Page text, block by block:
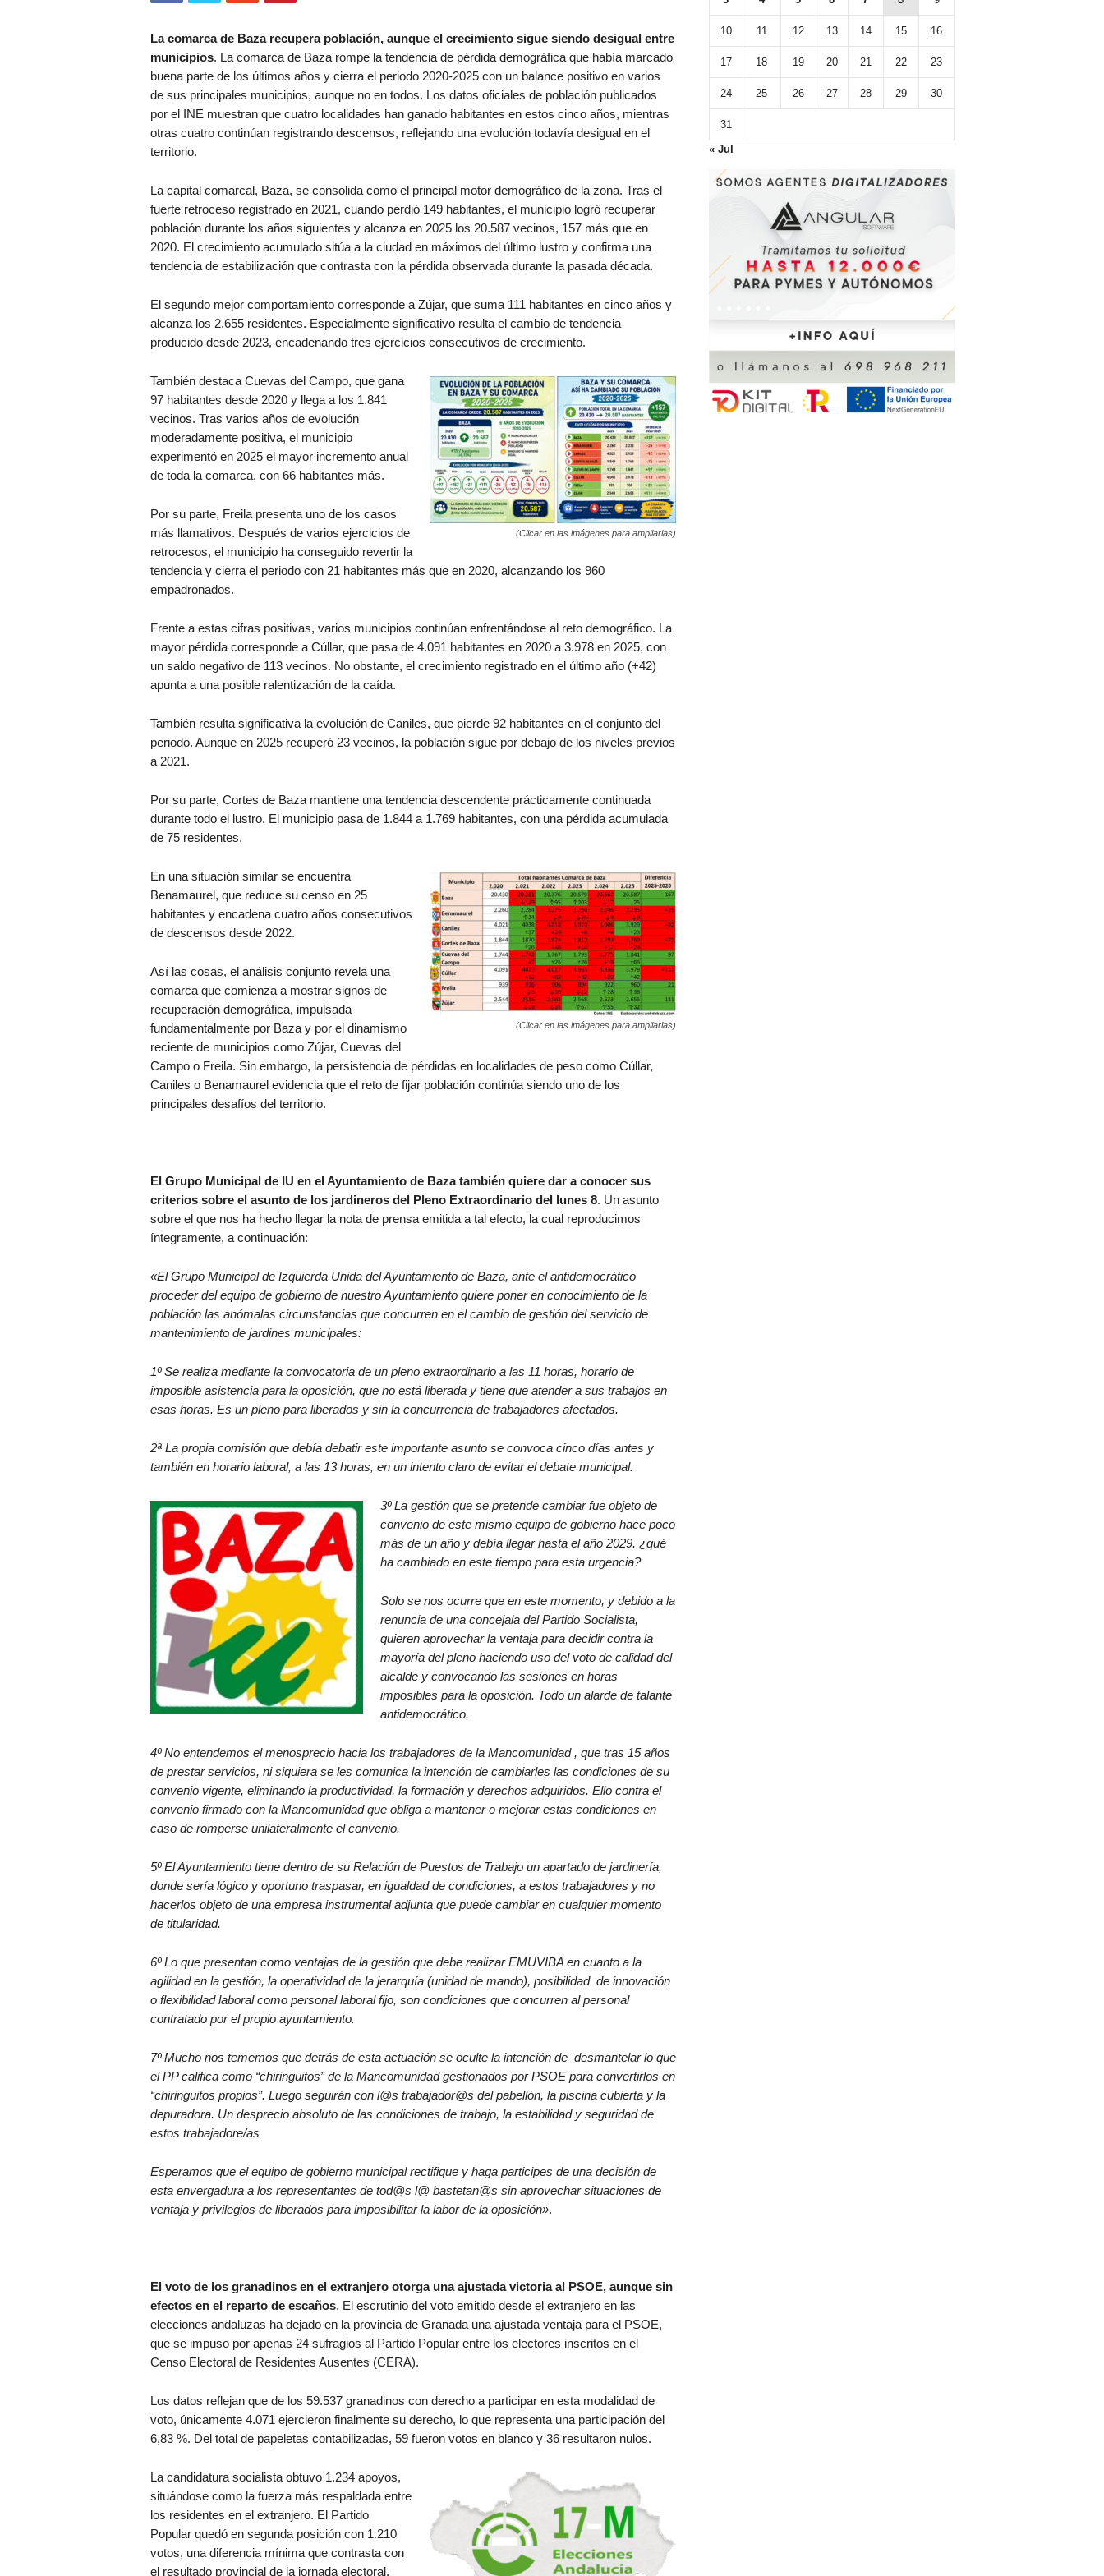
La comarca de Baza recupera población, aunque el crecimiento sigue siendo desigual entre
municipios. La comarca de Baza rompe la tendencia de pérdida demográfica que había marcado
buena parte de los últimos años y cierra el periodo 2020-2025 con un balance positivo en varios
de sus principales municipios, aunque no en todos. Los datos oficiales de población publicados
por el INE muestran que cuatro localidades han ganado habitantes en estos cinco años, mientras
otras cuatro continúan registrando descensos, reflejando una evolución todavía desigual en el
territorio.
La capital comarcal, Baza, se consolida como el principal motor demográfico de la zona. Tras el
fuerte retroceso registrado en 2021, cuando perdió 149 habitantes, el municipio logró recuperar
población durante los años siguientes y alcanza en 2025 los 20.587 vecinos, 157 más que en
2020. El crecimiento acumulado sitúa a la ciudad en máximos del último lustro y confirma una
tendencia de estabilización que contrasta con la pérdida observada durante la pasada década.
El segundo mejor comportamiento corresponde a Zújar, que suma 111 habitantes en cinco años y
alcanza los 2.655 residentes. Especialmente significativo resulta el cambio de tendencia
producido desde 2023, encadenando tres ejercicios consecutivos de crecimiento.
(Clicar en las imágenes para ampliarlas)
También destaca Cuevas del Campo, que gana
97 habitantes desde 2020 y llega a los 1.841
vecinos. Tras varios años de evolución
moderadamente positiva, el municipio
experimentó en 2025 el mayor incremento anual
de toda la comarca, con 66 habitantes más.
Por su parte, Freila presenta uno de los casos
más llamativos. Después de varios ejercicios de
retrocesos, el municipio ha conseguido revertir la
tendencia y cierra el periodo con 21 habitantes más que en 2020, alcanzando los 960
empadronados.
Frente a estas cifras positivas, varios municipios continúan enfrentándose al reto demográfico. La
mayor pérdida corresponde a Cúllar, que pasa de 4.091 habitantes en 2020 a 3.978 en 2025, con
un saldo negativo de 113 vecinos. No obstante, el crecimiento registrado en el último año (+42)
apunta a una posible ralentización de la caída.
También resulta significativa la evolución de Caniles, que pierde 92 habitantes en el conjunto del
periodo. Aunque en 2025 recuperó 23 vecinos, la población sigue por debajo de los niveles previos
a 2021.
Por su parte, Cortes de Baza mantiene una tendencia descendente prácticamente continuada
durante todo el lustro. El municipio pasa de 1.844 a 1.769 habitantes, con una pérdida acumulada
de 75 residentes.
(Clicar en las imágenes para ampliarlas)
En una situación similar se encuentra
Benamaurel, que reduce su censo en 25
habitantes y encadena cuatro años consecutivos
de descensos desde 2022.
Así las cosas, el análisis conjunto revela una
comarca que comienza a mostrar signos de
recuperación demográfica, impulsada
fundamentalmente por Baza y por el dinamismo
reciente de municipios como Zújar, Cuevas del
Campo o Freila. Sin embargo, la persistencia de pérdidas en localidades de peso como Cúllar,
Caniles o Benamaurel evidencia que el reto de fijar población continúa siendo uno de los
principales desafíos del territorio.
El Grupo Municipal de IU en el Ayuntamiento de Baza también quiere dar a conocer sus
criterios sobre el asunto de los jardineros del Pleno Extraordinario del lunes 8. Un asunto
sobre el que nos ha hecho llegar la nota de prensa emitida a tal efecto, la cual reproducimos
íntegramente, a continuación:
«El Grupo Municipal de Izquierda Unida del Ayuntamiento de Baza, ante el antidemocrático
proceder del equipo de gobierno de nuestro Ayuntamiento quiere poner en conocimiento de la
población las anómalas circunstancias que concurren en el cambio de gestión del servicio de
mantenimiento de jardines municipales:
1º Se realiza mediante la convocatoria de un pleno extraordinario a las 11 horas, horario de
imposible asistencia para la oposición, que no está liberada y tiene que atender a sus trabajos en
esas horas. Es un pleno para liberados y sin la concurrencia de trabajadores afectados.
2ª La propia comisión que debía debatir este importante asunto se convoca cinco días antes y
también en horario laboral, a las 13 horas, en un intento claro de evitar el debate municipal.
3º La gestión que se pretende cambiar fue objeto de
convenio de este mismo equipo de gobierno hace poco
más de un año y debía llegar hasta el año 2029. ¿qué
ha cambiado en este tiempo para esta urgencia?
Solo se nos ocurre que en este momento, y debido a la
renuncia de una concejala del Partido Socialista,
quieren aprovechar la ventaja para decidir contra la
mayoría del pleno haciendo uso del voto de calidad del
alcalde y convocando las sesiones en horas
imposibles para la oposición. Todo un alarde de talante
antidemocrático.
4º No entendemos el menosprecio hacia los trabajadores de la Mancomunidad , que tras 15 años
de prestar servicios, ni siquiera se les comunica la intención de cambiarles las condiciones de su
convenio vigente, eliminando la productividad, la formación y derechos adquiridos. Ello contra el
convenio firmado con la Mancomunidad que obliga a mantener o mejorar estas condiciones en
caso de romperse unilateralmente el convenio.
5º El Ayuntamiento tiene dentro de su Relación de Puestos de Trabajo un apartado de jardinería,
donde sería lógico y oportuno traspasar, en igualdad de condiciones, a estos trabajadores y no
hacerlos objeto de una empresa instrumental adjunta que puede cambiar en cualquier momento
de titularidad.
6º Lo que presentan como ventajas de la gestión que debe realizar EMUVIBA en cuanto a la
agilidad en la gestión, la operatividad de la jerarquía (unidad de mando), posibilidad de innovación
o flexibilidad laboral como personal laboral fijo, son condiciones que concurren al personal
contratado por el propio ayuntamiento.
7º Mucho nos tememos que detrás de esta actuación se oculte la intención de desmantelar lo que
el PP califica como “chiringuitos” de la Mancomunidad gestionados por PSOE para convertirlos en
“chiringuitos propios”. Luego seguirán con l@s trabajador@s del pabellón, la piscina cubierta y la
depuradora. Un desprecio absoluto de las condiciones de trabajo, la estabilidad y seguridad de
estos trabajadore/as
Esperamos que el equipo de gobierno municipal rectifique y haga participes de una decisión de
esta envergadura a los representantes de tod@s l@ bastetan@s sin aprovechar situaciones de
ventaja y privilegios de liberados para imposibilitar la labor de la oposición».
El voto de los granadinos en el extranjero otorga una ajustada victoria al PSOE, aunque sin
efectos en el reparto de escaños. El escrutinio del voto emitido desde el extranjero en las
elecciones andaluzas ha dejado en la provincia de Granada una ajustada ventaja para el PSOE,
que se impuso por apenas 24 sufragios al Partido Popular entre los electores inscritos en el
Censo Electoral de Residentes Ausentes (CERA).
Los datos reflejan que de los 59.537 granadinos con derecho a participar en esta modalidad de
voto, únicamente 4.071 ejercieron finalmente su derecho, lo que representa una participación del
6,83 %. Del total de papeletas contabilizadas, 59 fueron votos en blanco y 36 resultaron nulos.
La candidatura socialista obtuvo 1.234 apoyos,
situándose como la fuerza más respaldada entre
los residentes en el extranjero. El Partido
Popular quedó en segunda posición con 1.210
votos, una diferencia mínima que contrasta con
el resultado provincial de la jornada electoral,
10 11 12 13 14 15 16
17 18 19 20 21 22 23
24 25 26 27 28 29 30
31
« Jul